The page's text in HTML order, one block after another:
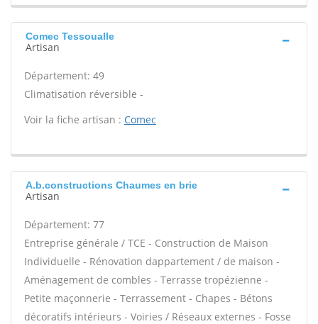
Comec Tessoualle
Artisan
Département: 49
Climatisation réversible -
Voir la fiche artisan : Comec
A.b.constructions Chaumes en brie
Artisan
Département: 77
Entreprise générale / TCE - Construction de Maison
Individuelle - Rénovation dappartement / de maison -
Aménagement de combles - Terrasse tropézienne -
Petite maçonnerie - Terrassement - Chapes - Bétons
décoratifs intérieurs - Voiries / Réseaux externes - Fosse